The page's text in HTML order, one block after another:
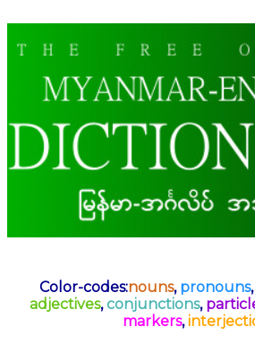
Color-codes:nouns, pronouns,
adjectives,conjunctions,
markers,